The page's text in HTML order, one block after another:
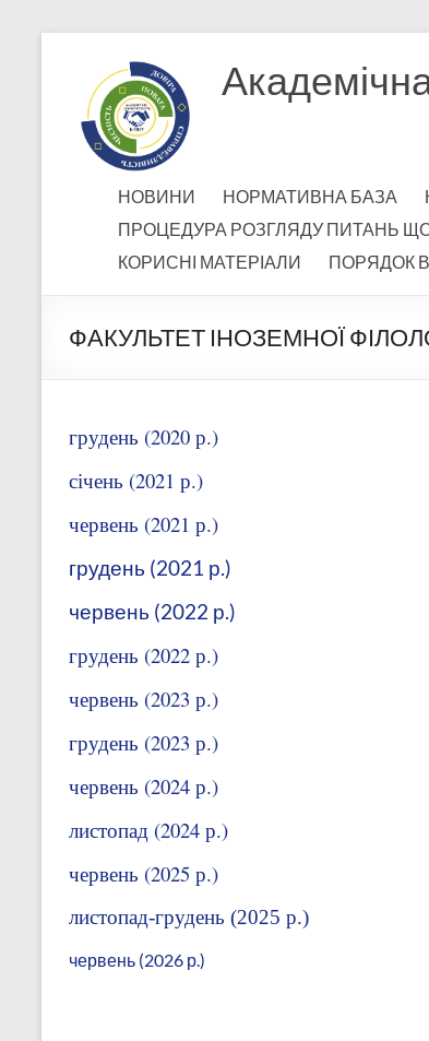
НОВИНИ НОРМАТИВНА БАЗА
ПРОЦЕДУРА РОЗГЛЯДУ ПИТАНЬ
КОРИСНІ МАТЕРІАЛИ
ПОРЯДОК
ФАКУЛЬТЕТ ІНОЗЕМНОЇ
грудень (2020 р.)
січень (2021 р.)
червень (2021 р.)
грудень (2021 р.)
червень (2022 р.)
грудень (2022 р.)
червень (2023 р.)
грудень (2023 р.)
червень (2024 р.)
листопад (2024 р.)
червень (2025 р.)
листопад-грудень (2025 р.)
червень (2026 р.)